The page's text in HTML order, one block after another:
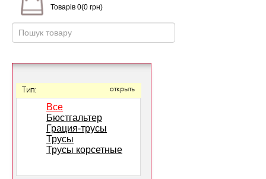
Товарів 0(0 грн)
Тип: открыть
Все
Бюстгальтер
Грация-трусы
Трусы
Трусы корсетные